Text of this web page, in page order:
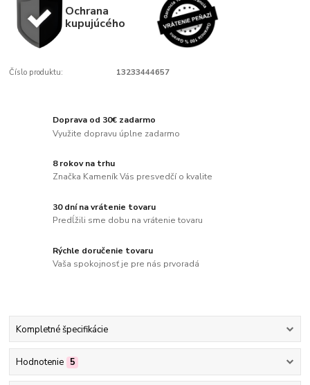
Ochrana
kupujúcého
Číslo produktu: 13233444657
Doprava od 30€ zadarmo
Využite dopravu úplne zadarmo
8 rokov na trhu
Značka Kameník Vás presvedčí o kvalite
30 dní na vrátenie tovaru
Predĺžili sme dobu na vrátenie tovaru
Rýchle doručenie tovaru
Vaša spokojnosť je pre nás prvoradá
Kompletné špecifikácie
Hodnotenie 5